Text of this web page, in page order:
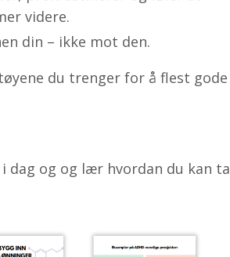
videre.
din – ikke mot den.
du trenger for å flest gode
dag og og lær hvordan du kan ta